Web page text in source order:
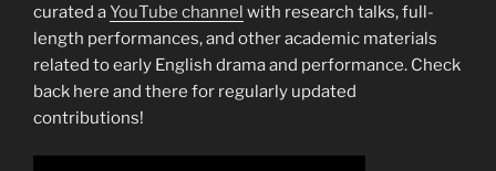
curated aYouTube channel with research talks, full-
length performances, and other academic materials
related to early English drama and performance. Check
back here and there for regularly updated
contributions!